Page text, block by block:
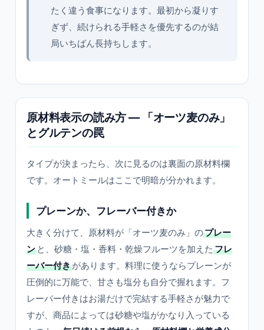
たく違う食事になります。最初から凝りす
ぎず、続けられる手軽さを優先するのが結
局いちばん長持ちします。
原材料表示の読み方 ― 「オーツ麦のみ」
とグルテンの罠
タイプが決まったら、次に見るのは裏面の原材料欄
です。オートミールはここで明暗が分かれます。
プレーンか、フレーバー付きか
大きく分けて、原材料が「オーツ麦のみ」のプレー
ン と、砂糖・塩・香料・乾燥フルーツを加えた フレ
ーバー付きがあります。料理に使うならプレーンが
圧倒的に万能で、甘さも塩分も自分で握れます。フ
レーバー付きはお湯だけで完結する手軽さが魅力で
すが、商品によっては砂糖や塩がかなり入っている